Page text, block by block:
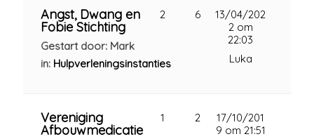
Angst, Dwang en
Fobie Stichting
Gestart door: Mark
in: Hulpverleningsinstanties
2 6
13/04/202
2 om
22:03
Luka
Vereniging
Afbouwmedicatie
1 2
17/10/201
9 om 21:51